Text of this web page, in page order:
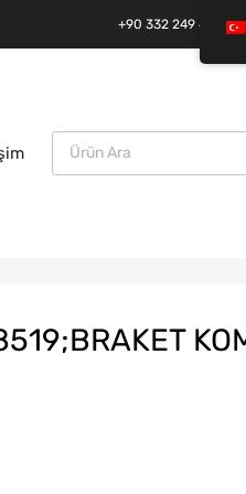
+90 332 249 49 01 |
Ürün arama